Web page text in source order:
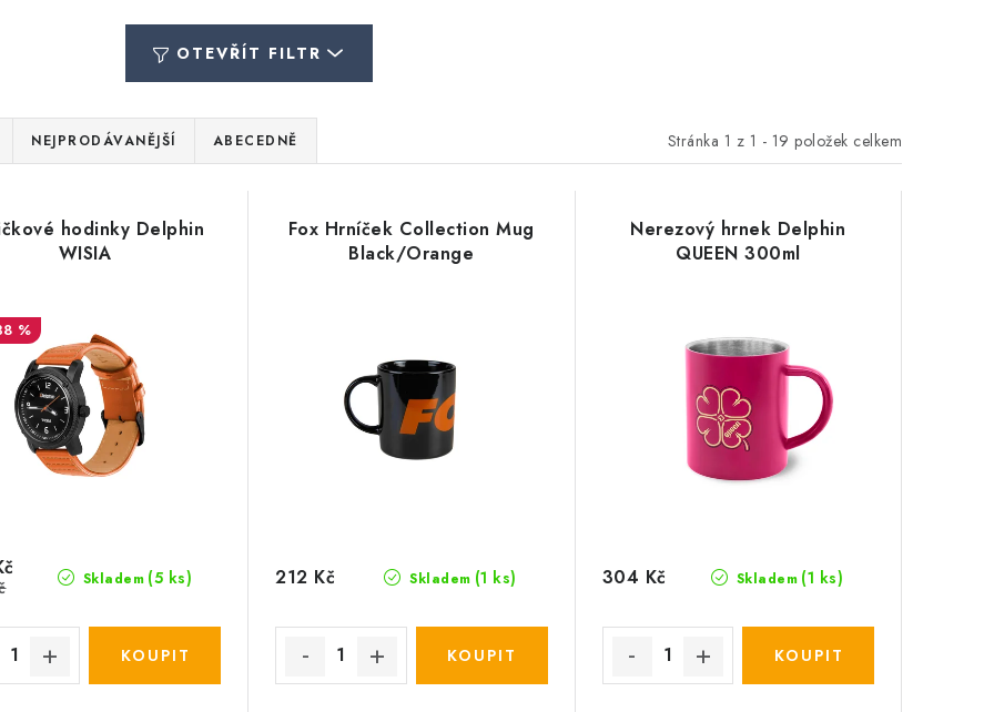
OTEVŘÍT FILTR
Stránka 1 z 1 - 19 položek celkem
NEJPRODÁVANĚJŠÍ ABECEDNĚ
hodinky Delphin
WISIA
%
Skladem (5 ks)
Fox Hrníček Collection Mug
Black/Orange
Skladem (1 ks)
212 Kč
Nerezový hrnek Delphin
QUEEN 300ml
Skladem (1 ks)
304 Kč